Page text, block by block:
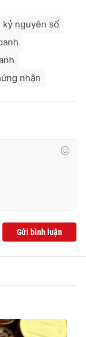
kỷ nguyên số
nhận
Gửi bình luận